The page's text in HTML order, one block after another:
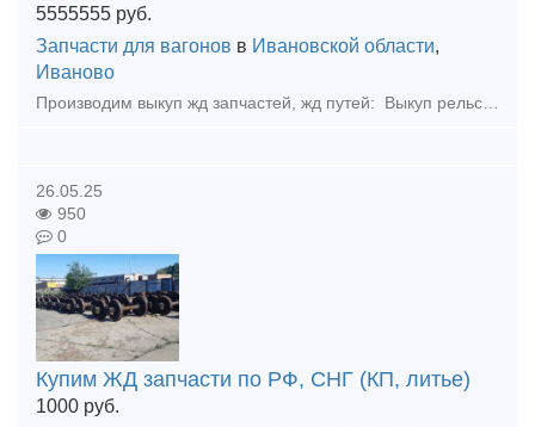
5555555 руб.
Запчасти для вагонов в Ивановской области,
Иваново
Производим выкуп жд запчастей, жд путей: Выкуп рельс, Колесные пары бу, Накладки Подкладки под рельс новые и бу. Болты, костыли, шайбы, клемма пк, шурупы. Выкупаем рельсы железнодорожные, трамвайны
26.05.25
950
0
Купим ЖД запчасти по РФ, СНГ (КП, литье)
1000 руб.